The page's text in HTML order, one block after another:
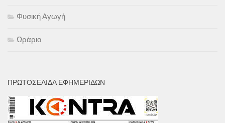
Φυσική Αγωγή
Ωράριο
ΠΡΩΤΟΣΕΛΙΔΑ ΕΦΗΜΕΡΙΔΩΝ